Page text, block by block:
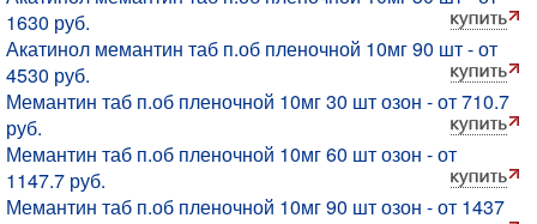
1630 руб.
Акатинол мемантин таб п.об пленочной 10мг 90 шт - от
4530 руб.
Мемантин таб п.об пленочной 10мг 30 шт озон - от 710.7
руб.
Мемантин таб п.об пленочной 10мг 60 шт озон - от
1147.7 руб.
Мемантин таб п.об пленочной 10мг 90 шт озон - от 1437